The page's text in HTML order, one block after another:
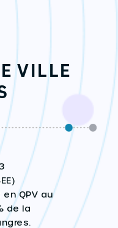
VILLE
QPV au
de la